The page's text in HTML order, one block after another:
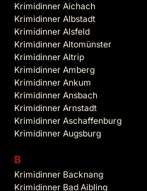
Krimidinner Aichach
Krimidinner Albstadt
Krimidinner Alsfeld
Krimidinner Altomünster
Krimidinner Altrip
Krimidinner Amberg
Krimidinner Ankum
Krimidinner Ansbach
Krimidinner Arnstadt
Krimidinner Aschaffenburg
Krimidinner Augsburg
B
Krimidinner Backnang
Krimidinner Bad Aibling